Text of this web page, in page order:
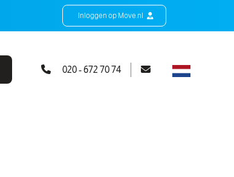
Inloggen op Move.nl
020 - 672 70 74